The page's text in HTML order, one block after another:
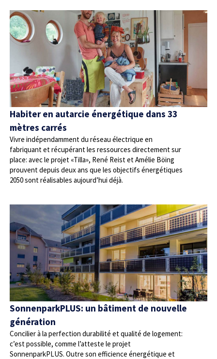
Habiter en autarcie énergétique dans 33
mètres carrés
Vivre indépendamment du réseau électrique en
fabriquant et récupérant les ressources directement sur
place: avec le projet «Tilla», René Reist et Amélie Böing
prouvent depuis deux ans que les objectifs énergétiques
2050 sont réalisables aujourd’hui déjà.
SonnenparkPLUS: un bâtiment de nouvelle
génération
Concilier à la perfection durabilité et qualité de logement:
c’est possible, comme l’atteste le projet
SonnenparkPLUS. Outre son efficience énergétique et